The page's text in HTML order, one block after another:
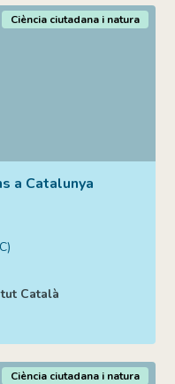
a Catalunya
Ciència ciutadana i natura
Català
Ciència ciutadana i natura